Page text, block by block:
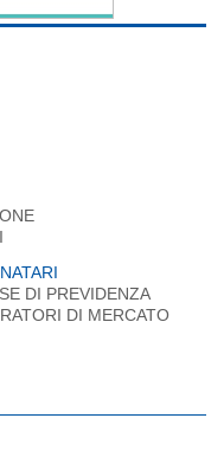
DI PREVIDENZA
DI MERCATO